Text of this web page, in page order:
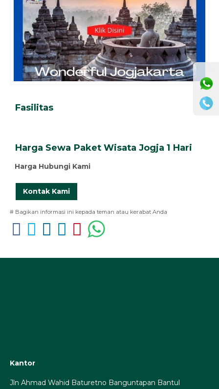
Fasilitas
Harga Sewa Paket Wisata Jogja 1 Hari
Harga Hubungi Kami
Kontak Kami
# Bagikan informasi ini kepada teman atau kerabat Anda
Kantor
Jln Ahmad Wahid Baturetno Banguntapan Bantul